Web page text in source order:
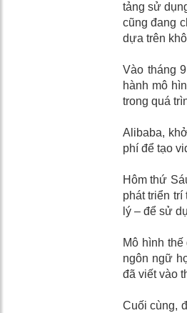
tảng sử
cũng đang
dựa trên
Vào tháng
hành mô
trong quá
Alibaba,
phí để tạo
Hôm thứ
phát triển
lý – để sử
Mô hình
ngôn ngữ
đã viết vào
Cuối cùng,